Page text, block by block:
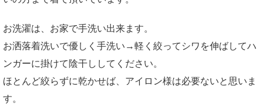
お洗濯は、お家で手洗い出来ます。
お洒落着洗いで優しく手洗い→軽く絞ってシワを伸ばしてハ
ンガーに掛けて陰干ししてください。
ほとんど絞らずに乾かせば、アイロン様は必要ないと思いま
す。